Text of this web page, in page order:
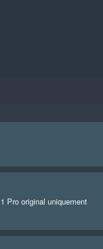
Pro original uniquement